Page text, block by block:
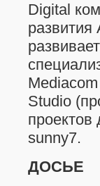
Digital
развития
Studio
sunny7.
ДОСЬЕ